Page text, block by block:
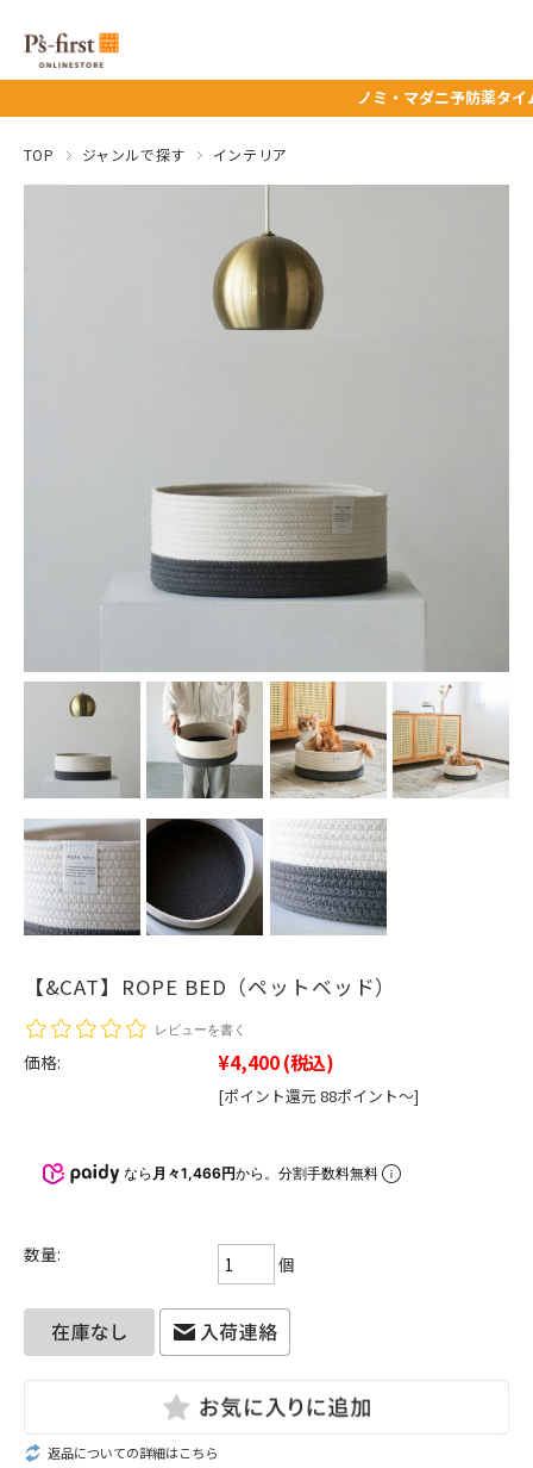
ノミ・マダニ予防薬タイムセ
TOP ジャンルで探す インテリア
【&CAT】ROPE BED（ペットベッド）
レビューを書く
価格: ¥4,400(税込)
[ポイント還元 88ポイント～]
なら 月々1,466円から。分割手数料無料
数量: 個
返品についての詳細はこちら